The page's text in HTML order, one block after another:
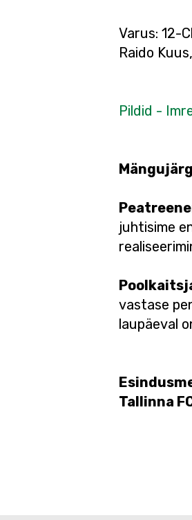
Varus: 12-
Raido
Pildid -
juhtisime
vastase
laupäeval
Tallinna